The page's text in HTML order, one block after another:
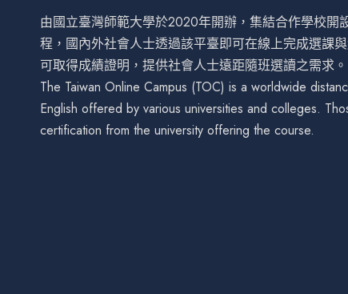
由國立臺灣師範大學於2020年開辦，集結合作學校
程，國內外社會人士透過該平臺即可在線上完成選課
可取得成績證明，提供社會人士遠距隨班選讀之需求。
The Taiwan Online Campus (TOC) is a worldwide
English offered by various universities and colleges.
certification from the university offering the course.